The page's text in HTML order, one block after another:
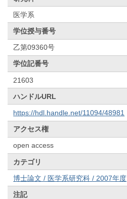
医学系
学位授与番号
乙第09360号
学位記番号
21603
ハンドルURL
https://hdl.handle.net/11094/48981
アクセス権
open access
カテゴリ
博士論文 / 医学系研究科 / 2007年度
注記